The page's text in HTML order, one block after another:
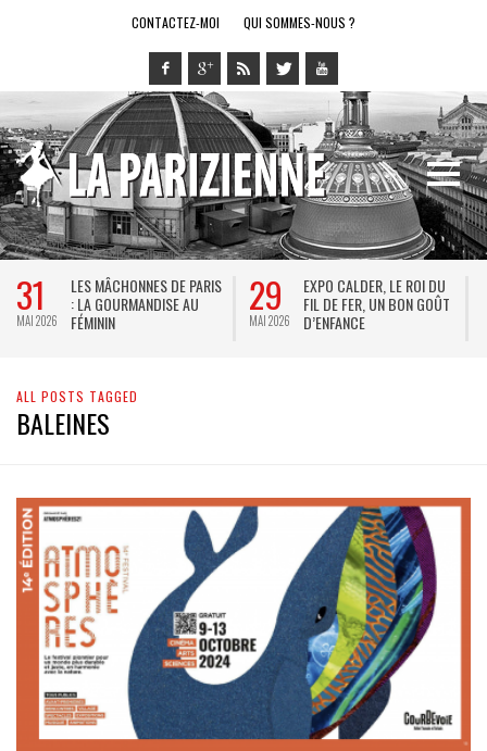
CONTACTEZ-MOI QUI SOMMES-NOUS ?
31
MAI 2026
LES MÂCHONNES DE PARIS
: LA GOURMANDISE AU
FÉMININ
29
MAI 2026
EXPO CALDER, LE ROI DU
FIL DE FER, UN BON GOÛT
D’ENFANCE
ALL POSTS TAGGED
BALEINES